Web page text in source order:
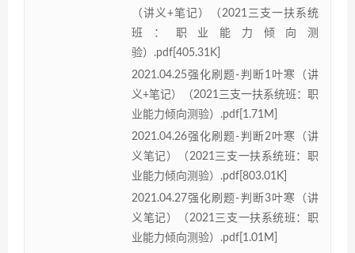
（讲义+笔记）（2021三支一扶系统
班：职业能力倾向测
验）.pdf[405.31K]
2021.04.25强化刷题-判断1叶寒（讲
义+笔记）（2021三支一扶系统班：职
业能力倾向测验）.pdf[1.71M]
2021.04.26强化刷题-判断2叶寒（讲
义笔记）（2021三支一扶系统班：职
业能力倾向测验）.pdf[803.01K]
2021.04.27强化刷题-判断3叶寒（讲
义笔记）（2021三支一扶系统班：职
业能力倾向测验）.pdf[1.01M]